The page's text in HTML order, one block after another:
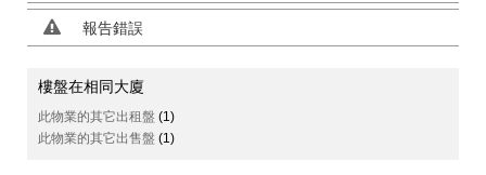
報告錯誤
樓盤在相同大廈
此物業的其它出租盤 (1)
此物業的其它出售盤 (1)